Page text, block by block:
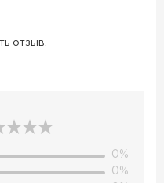
отзыв.
0%
0%